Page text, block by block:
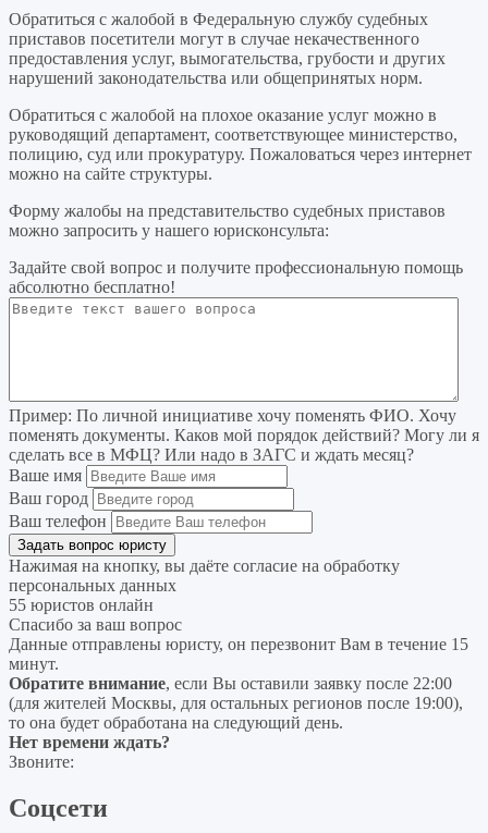
Обратиться с жалобой в Федеральную службу судебных
приставов посетители могут в случае некачественного
предоставления услуг, вымогательства, грубости и других
нарушений законодательства или общепринятых норм.
Обратиться с жалобой на плохое оказание услуг можно в
руководящий департамент, соответствующее министерство,
полицию, суд или прокуратуру. Пожаловаться через интернет
можно на сайте структуры.
Форму жалобы на представительство судебных приставов
можно запросить у нашего юрисконсульта:
Задайте свой вопрос и получите профессиональную помощь
абсолютно бесплатно!
Пример: По личной инициативе хочу поменять ФИО. Хочу
поменять документы. Каков мой порядок действий? Могу ли я
сделать все в МФЦ? Или надо в ЗАГС и ждать месяц?
Ваше имя
Ваш город
Ваш телефон
Нажимая на кнопку, вы даёте согласие на обработку
персональных данных
55 юристов онлайн
Спасибо за ваш вопрос
Данные отправлены юристу, он перезвонит Вам в течение 15
минут.
Обратите внимание, если Вы оставили заявку после 22:00
(для жителей Москвы, для остальных регионов после 19:00),
то она будет обработана на следующий день.
Нет времени ждать?
Звоните:
Соцсети